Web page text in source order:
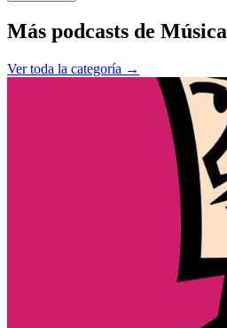
Más podcasts de Música
Ver toda la categoría →